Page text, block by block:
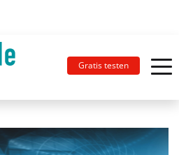
Gratis testen